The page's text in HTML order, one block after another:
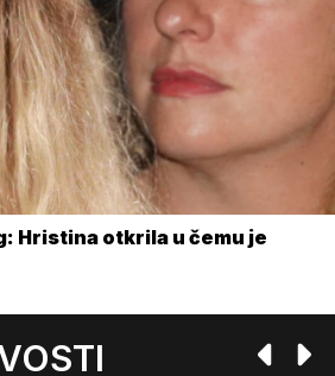
Hristina otkrila u čemu je